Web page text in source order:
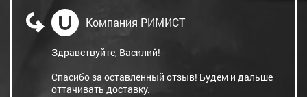
Компания РИМИСТ
Здравствуйте, Василий!
Спасибо за оставленный отзыв! Будем и дальше
оттачивать доставку.